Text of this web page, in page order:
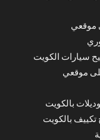
سيارات الكويت
بالكويت
بالكويت